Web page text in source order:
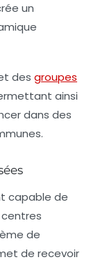
un
des groupes
ainsi
dans des
capable de
de
de recevoir